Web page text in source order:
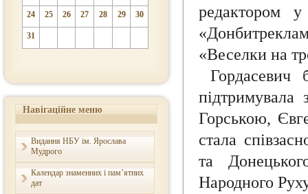
24 25 26 27 28 29 30
31
Навігаційне меню
Видання НБУ ім. Ярослава
Мудрого
Календар знаменних і пам’ятних
дат
редактором
«Веселки на
Гордасевич
Горською,
стала
та
Народного